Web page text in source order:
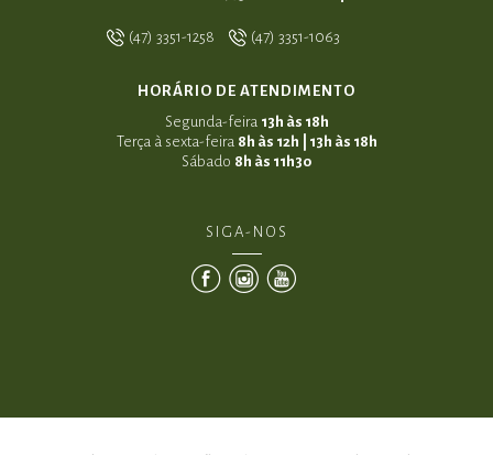
(47) 3351-1258 (47) 3351-1063
HORÁRIO DE ATENDIMENTO
Segunda-feira 13h às 18h
Terça à sexta-feira 8h às 12h | 13h às 18h
Sábado 8h às 11h30
SIGA-NOS